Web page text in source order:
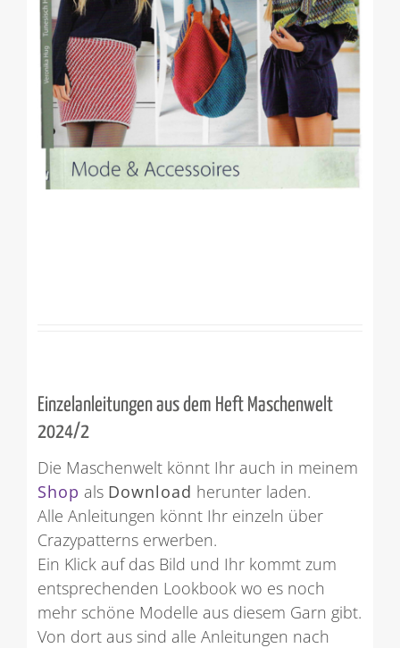
Einzelanleitungen aus dem Heft Maschenwelt
2024/2
Die Maschenwelt könnt Ihr auch in meinem
Shop als Download herunter laden.
Alle Anleitungen könnt Ihr einzeln über
Crazypatterns erwerben.
Ein Klick auf das Bild und Ihr kommt zum
entsprechenden Lookbook wo es noch
mehr schöne Modelle aus diesem Garn gibt.
Von dort aus sind alle Anleitungen nach